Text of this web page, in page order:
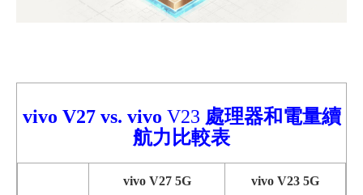
vivo V27 vs. vivo V23 處理器和電量續
航力比較表
vivo V27 5G vivo V23 5G